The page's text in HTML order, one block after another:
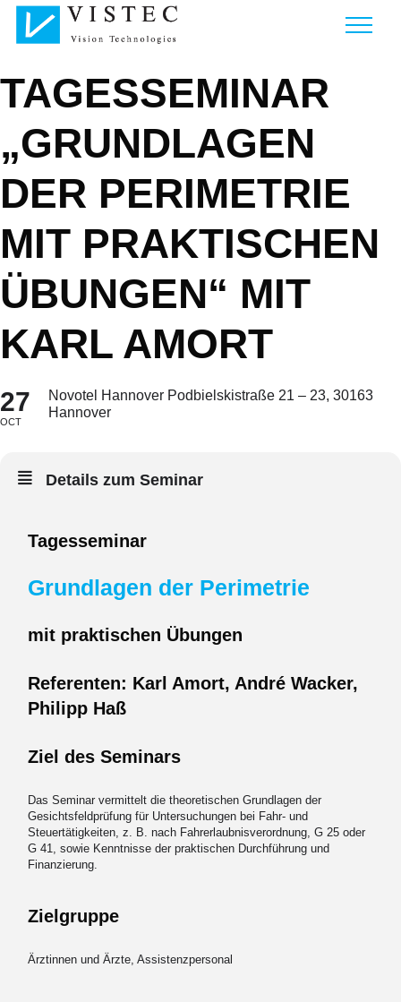
TAGESSEMINAR
„GRUNDLAGEN
DER PERIMETRIE
MIT PRAKTISCHEN
ÜBUNGEN“ MIT
KARL AMORT
27
OCT
Novotel Hannover Podbielskistraße 21 – 23, 30163
Hannover
Details zum Seminar
Tagesseminar
Grundlagen der Perimetrie
mit praktischen Übungen
Referenten: Karl Amort, André Wacker,
Philipp Haß
Ziel des Seminars
Das Seminar vermittelt die theoretischen Grundlagen der
Gesichtsfeldprüfung für Untersuchungen bei Fahr- und
Steuertätigkeiten, z. B. nach Fahrerlaubnisverordnung, G 25 oder
G 41, sowie Kenntnisse der praktischen Durchführung und
Finanzierung.
Zielgruppe
Ärztinnen und Ärzte, Assistenzpersonal